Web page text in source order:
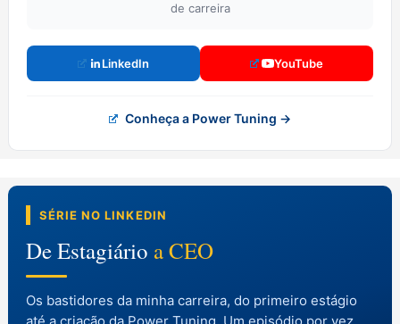
de carreira
LinkedIn YouTube
Conheça a Power Tuning →
SÉRIE NO LINKEDIN
De Estagiário a CEO
Os bastidores da minha carreira, do primeiro estágio